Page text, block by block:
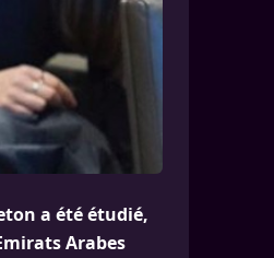
a été étudié,
Arabes